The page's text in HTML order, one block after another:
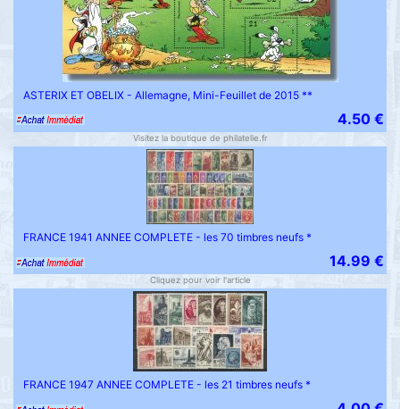
ASTERIX ET OBELIX - Allemagne, Mini-Feuillet de 2015 **
4.50 €
Visitez la boutique de philatelie.fr
FRANCE 1941 ANNEE COMPLETE - les 70 timbres neufs *
14.99 €
Cliquez pour voir l'article
FRANCE 1947 ANNEE COMPLETE - les 21 timbres neufs *